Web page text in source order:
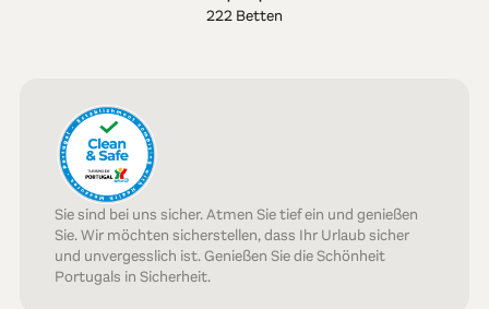
222 Betten
Sie sind bei uns sicher. Atmen Sie tief ein und genießen
Sie. Wir möchten sicherstellen, dass Ihr Urlaub sicher
und unvergesslich ist. Genießen Sie die Schönheit
Portugals in Sicherheit.